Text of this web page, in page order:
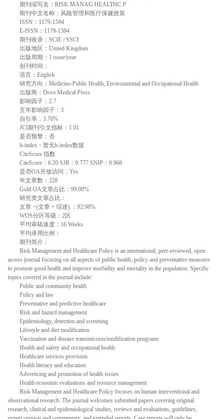
期刊缩写名：RISK MANAG HEALTHC P
期刊中文名称：风险管理和医疗保健政策
ISSN：1179-1594
E-ISSN：1179-1594
期刊收录：SCIE / SSCI
出版地区：United Kingdom
出版周期：1 issue/year
创刊时间：
语言：English
研究方向：Medicine-Public Health, Environmental and Occupational Health
出版商：Dove Medical Press
影响因子：2.7
五年影响因子：3
自引率：3.70%
JCI期刊引文指标：1.01
是否预警：否
h-index：暂无h-index数据
CiteScore 指数
CiteScore：6.20 SJR：0.777 SNIP：0.968
是否OA开放访问：Yes
年文章数：228
Gold OA文章占比：99.09%
研究类文章占比：
文章 ÷(文章 + 综述) ：92.98%
WOS分区等级：2区
平均审稿速度：16 Weeks
平均录用比例：
期刊简介：
Risk Management and Healthcare Policy is an international, peer-reviewed, open
access journal focusing on all aspects of public health, policy and preventative measures
to promote good health and improve morbidity and mortality in the population. Specific
topics covered in the journal include:
Public and community health
Policy and law
Preventative and predictive healthcare
Risk and hazard management
Epidemiology, detection and screening
Lifestyle and diet modification
Vaccination and disease transmission/modification programs
Health and safety and occupational health
Healthcare services provision
Health literacy and education
Advertising and promotion of health issues
Health economic evaluations and resource management
Risk Management and Healthcare Policy focuses on human interventional and
observational research. The journal welcomes submitted papers covering original
research, clinical and epidemiological studies, reviews and evaluations, guidelines,